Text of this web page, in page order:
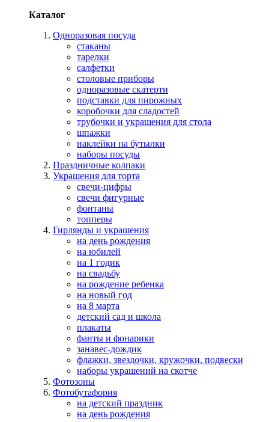
Каталог
Одноразовая посуда
стаканы
тарелки
салфетки
столовые приборы
одноразовые скатерти
подставки для пирожных
коробочки для сладостей
трубочки и украшения для стола
шпажки
наклейки на бутылки
наборы посуды
Праздничные колпаки
Украшения для торта
свечи-цифры
свечи фигурные
фонтаны
топперы
Гирлянды и украшения
на день рождения
на юбилей
на 1 годик
на свадьбу
на рождение ребенка
на новый год
на 8 марта
детский сад и школа
плакаты
фанты и фонарики
занавес-дождик
флажки, звездочки, кружочки, подвески
наборы украшений на скотче
Фотозоны
Фотобутафория
на детский праздник
на день рождения